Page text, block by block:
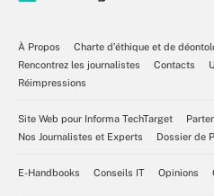
À Propos
Charte d’éthique et de
Rencontrez les journalistes
Contacts
Réimpressions
Site Web pour Informa TechTarget
Nos Journalistes et Experts
Dossier de
E-Handbooks Conseils IT Opinions